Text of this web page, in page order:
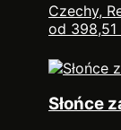
Czechy,
od 398,51
Słońce